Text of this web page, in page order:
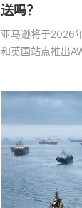
送吗？
亚马逊将于2026
和英国站点推出